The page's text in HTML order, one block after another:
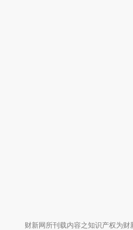
财新网所刊载内容之知识产权为